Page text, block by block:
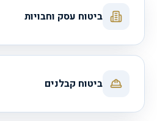
ביטוח עסק וחבויות
ביטוח קבלנים